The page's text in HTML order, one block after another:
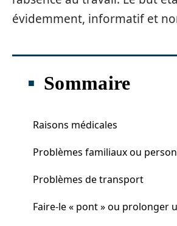
évidemment, informatif et
Sommaire
Raisons médicales
Problèmes familiaux ou
Problèmes de transport
Faire-le « pont » ou prolonger